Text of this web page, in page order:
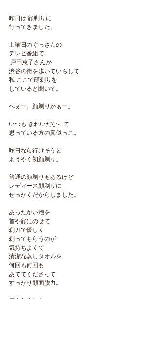
昨日は 顔剃りに
行ってきました。
土曜日のぐっさんの
テレビ番組で
戸田恵子さんが
渋谷の街を歩いていらして
私 ここで顔剃りを
していると聞いて。
へぇー。顔剃りかぁー。
いつも きれいだなって
思っている方の真似っこ。
昨日なら行けそうと
ようやく初顔剃り。
普通の顔剃りもあるけど
レディース顔剃りに
せっかくだからしました。
あったかい泡を
首や顔にのせて
剃刀で優しく
剃ってもらうのが
気持ちよくて
清潔な蒸しタオルを
何回も何回も
あててくださって
すっかり顔面脱力。
癒されました。